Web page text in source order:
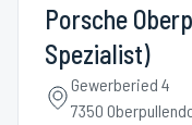
Porsche
Spezialist)
Gewerberied 4
7350